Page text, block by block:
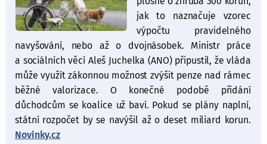
jak to naznačuje vzorec
výpočtu pravidelného
navyšování, nebo až o dvojnásobek. Ministr práce
a sociálních věcí Aleš Juchelka (ANO) připustil, že vláda
může využít zákonnou možnost zvýšit penze nad rámec
běžné valorizace. O konečné podobě přidání
důchodcům se koalice už baví. Pokud se plány naplní,
státní rozpočet by se navýšil až o deset miliard korun.
Novinky.cz